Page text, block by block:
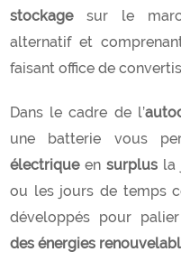
stockagesur le
alternatif et
faisant office de
Dans le cadre de l’
une batterie vous
électriqueensurplus la
ou les jours de temps
développés pour
des énergies